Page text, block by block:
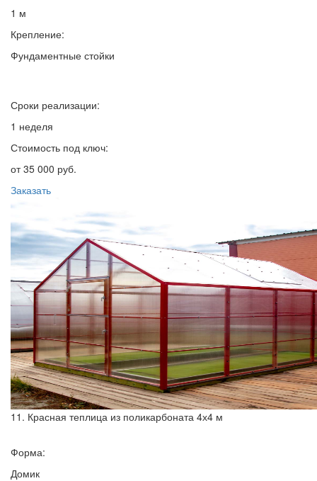
1 м
Крепление:
Фундаментные стойки
Сроки реализации:
1 неделя
Стоимость под ключ:
от 35 000 руб.
Заказать
11. Красная теплица из поликарбоната 4х4 м
Форма:
Домик